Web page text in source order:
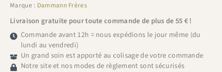
Marque : Dammann Frères
Livraison gratuite pour toute commande de plus de 55 € !
Commande avant 12h = nous expédions le jour même (du
lundi au vendredi)
Un grand soin est apporté au colisage de votre commande
Notre site et nos modes de règlement sont sécurisés